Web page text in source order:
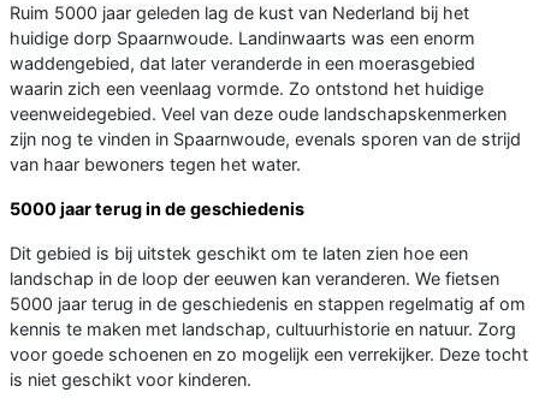
Ruim 5000 jaar geleden lag de kust van Nederland bij het
huidige dorp Spaarnwoude. Landinwaarts was een enorm
waddengebied, dat later veranderde in een moerasgebied
waarin zich een veenlaag vormde. Zo ontstond het huidige
veenweidegebied. Veel van deze oude landschapskenmerken
zijn nog te vinden in Spaarnwoude, evenals sporen van de strijd
van haar bewoners tegen het water.
5000 jaar terug in de geschiedenis
Dit gebied is bij uitstek geschikt om te laten zien hoe een
landschap in de loop der eeuwen kan veranderen. We fietsen
5000 jaar terug in de geschiedenis en stappen regelmatig af om
kennis te maken met landschap, cultuurhistorie en natuur. Zorg
voor goede schoenen en zo mogelijk een verrekijker. Deze tocht
is niet geschikt voor kinderen.